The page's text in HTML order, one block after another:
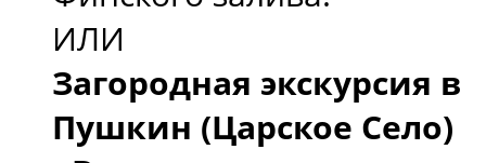
ИЛИ
Загородная экскурсия в
Пушкин (Царское Село)